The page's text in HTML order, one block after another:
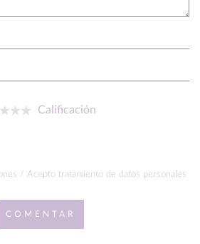
Calificación
/ Acepto tratamiento de datos personales
COMENTAR